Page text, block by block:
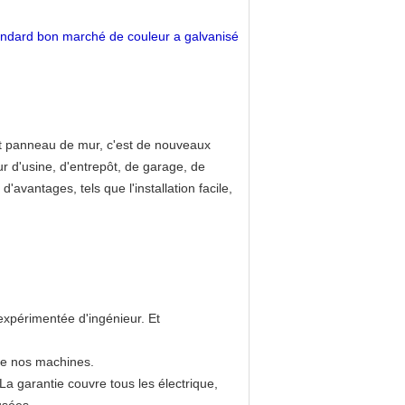
bon marché de couleur a galvanisé
de mur, c'est de nouveaux
d'usine, d'entrepôt, de garage, de
tels que l'installation facile,
d'ingénieur. Et
nos machines.
garantie couvre tous les électrique,